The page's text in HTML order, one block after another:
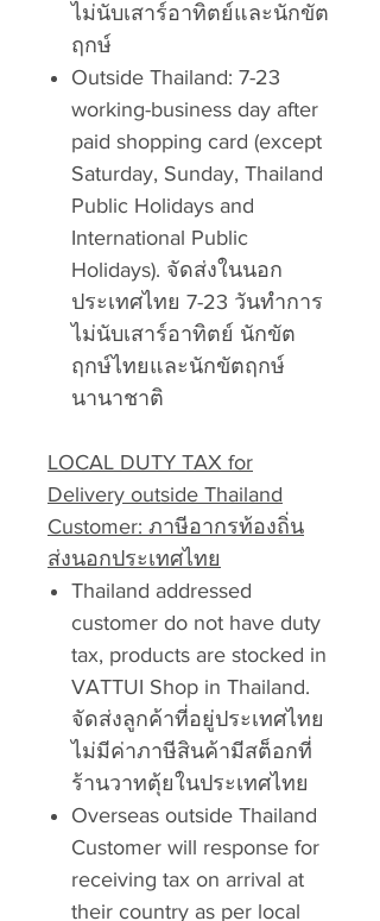
ไม่นับเสาร์อาทิตย์และนักขัต
ฤกษ์
Outside Thailand: 7-23
working-business day after
paid shopping card (except
Saturday, Sunday, Thailand
Public Holidays and
International Public
Holidays). จัดส่งในนอก
ประเทศไทย 7-23 วันทำการ
ไม่นับเสาร์อาทิตย์ นักขัต
ฤกษ์ไทยและนักขัตฤกษ์
นานาชาติ
LOCAL DUTY TAX for
Delivery outside Thailand
Customer: ภาษีอากรท้องถิ่น
ส่งนอกประเทศไทย
Thailand addressed
customer do not have duty
tax, products are stocked in
VATTUI Shop in Thailand.
จัดส่งลูกค้าที่อยู่ประเทศไทย
ไม่มีค่าภาษีสินค้ามีสต็อกที่
ร้านวาทตุ้ยในประเทศไทย
Overseas outside Thailand
Customer will response for
receiving tax on arrival at
their country as per local